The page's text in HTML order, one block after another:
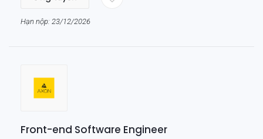
Hạn nộp: 23/12/2026
Front-end Software Engineer